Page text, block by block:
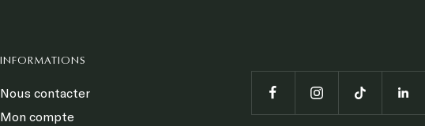
INFORMATIONS
Nous contacter
Mon compte